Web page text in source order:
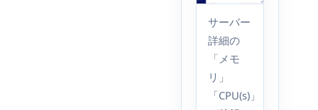
サーバー
詳細の
「メモ
リ」
「CPU(s)」